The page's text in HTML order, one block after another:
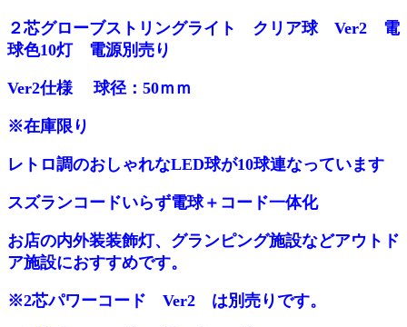
２芯グローブストリングライト クリア球 Ver2 電
球色10灯 電源別売り
Ver2仕様 球径：50ｍｍ
※在庫限り
レトロ調のおしゃれなLED球が10球連なっています
スズランコードいらず電球＋コード一体化
お店の内外装装飾灯、グランピング施設などアウトド
ア施設におすすめです。
※2芯パワーコード Ver2 は別売りです。